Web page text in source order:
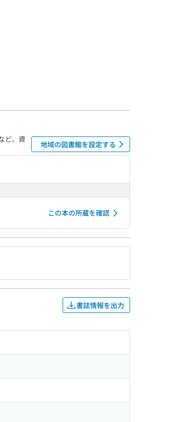
ど、資
地域の図書館を設定する
この本の所蔵を確認
書誌情報を出力